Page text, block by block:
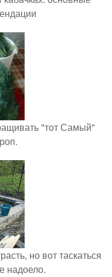
"тот Самый"
но вот таскаться
надоело.